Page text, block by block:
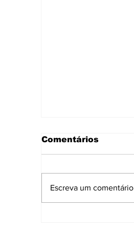
Comentários
Escreva um comentário